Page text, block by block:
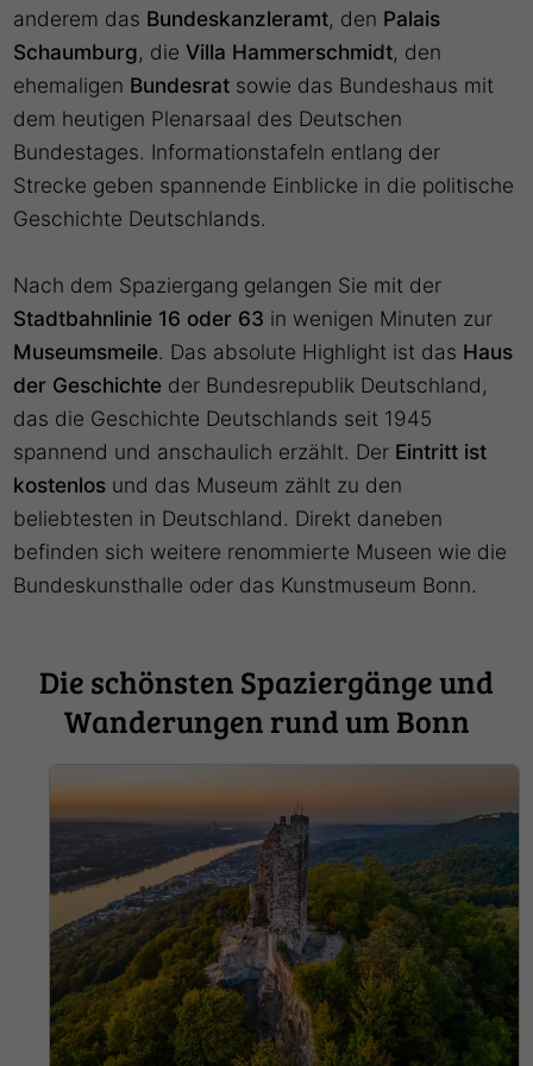
anderem das Bundeskanzleramt, den Palais
Schaumburg, dieVilla Hammerschmidt, den
ehemaligen Bundesrat sowie das Bundeshaus mit
dem heutigen Plenarsaal des Deutschen
Bundestages. Informationstafeln entlang der
Strecke geben spannende Einblicke in die politische
Geschichte Deutschlands.
Nach dem Spaziergang gelangen Sie mit der
Stadtbahnlinie 16 oder 63 in wenigen Minuten zur
Museumsmeile. Das absolute Highlight ist das Haus
der Geschichte der Bundesrepublik Deutschland,
das die Geschichte Deutschlands seit 1945
spannend und anschaulich erzählt. Der Eintritt ist
kostenlos und das Museum zählt zu den
beliebtesten in Deutschland. Direkt daneben
befinden sich weitere renommierte Museen wie die
Bundeskunsthalle oder das Kunstmuseum Bonn.
Die schönsten Spaziergänge und
Wanderungen rund um Bonn